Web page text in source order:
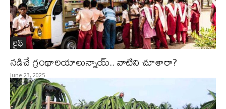
లైఫ్‌
నడిచే గ్రంథాలయాలున్నాయ్​.. వాటిని చూశారా?
June 23, 2025